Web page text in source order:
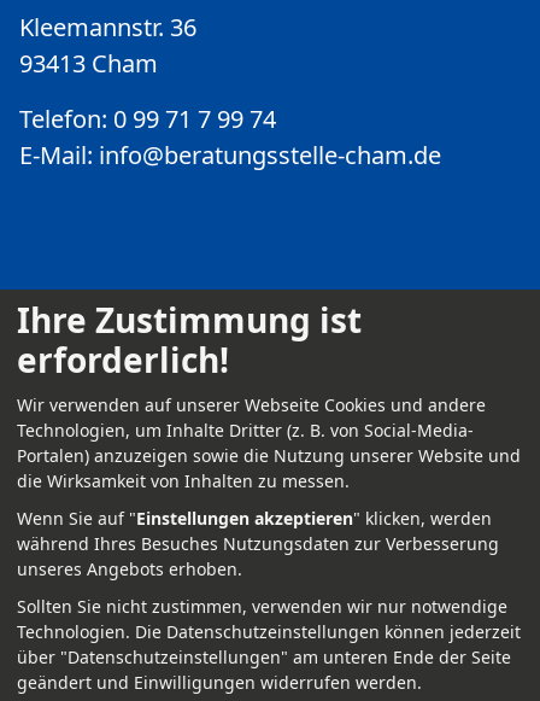
Kleemannstr. 36
93413 Cham
Telefon: 0 99 71 7 99 74
E-Mail: info@beratungsstelle-cham.de
Kontakt
Impressum
Datenschutz
Anmelden
Ihre Zustimmung ist
erforderlich!
Wir verwenden auf unserer Webseite Cookies und andere
Technologien, um Inhalte Dritter (z. B. von Social-Media-
Portalen) anzuzeigen sowie die Nutzung unserer Website und
die Wirksamkeit von Inhalten zu messen.
Wenn Sie auf "Einstellungen akzeptieren" klicken, werden
während Ihres Besuches Nutzungsdaten zur Verbesserung
unseres Angebots erhoben.
Sollten Sie nicht zustimmen, verwenden wir nur notwendige
Technologien. Die Datenschutzeinstellungen können jederzeit
über "Datenschutzeinstellungen" am unteren Ende der Seite
geändert und Einwilligungen widerrufen werden.